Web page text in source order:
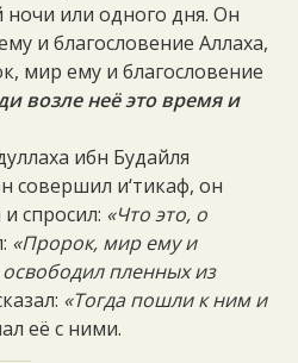
или одного дня. Он
и благословение Аллаха,
мир ему и благословение
возле неё это время и
ибн Будайля
совершил и‘тикаф, он
спросил: «Что это, о
«Пророк, мир ему и
пленных из
«Тогда пошли к ним и
её с ними.